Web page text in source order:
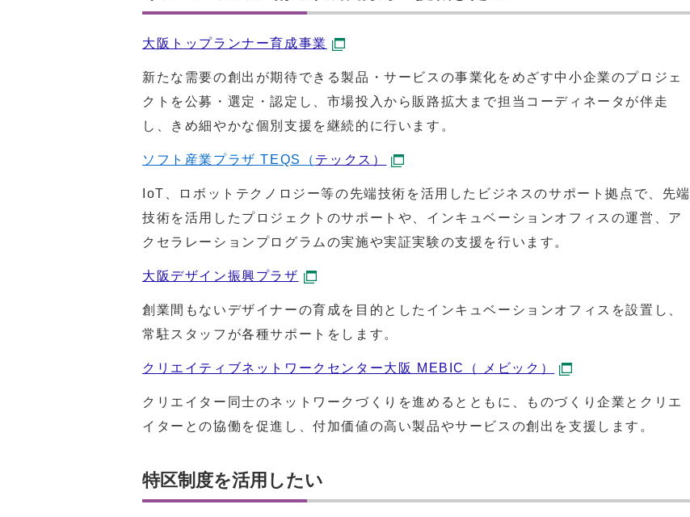
大阪トップランナー育成事業
新たな需要の創出が期待できる製品・サービスの事業化をめざす中小企業のプロジェ
クトを公募・選定・認定し、市場投入から販路拡大まで担当コーディネータが伴走
し、きめ細やかな個別支援を継続的に行います。
ソフト産業プラザ TEQS（ テックス）
IoT、ロボットテクノロジー等の先端技術を活用したビジネスのサポート拠点で、先端
技術を活用したプロジェクトのサポートや、インキュベーションオフィスの運営、ア
クセラレーションプログラムの実施や実証実験の支援を行います。
大阪デザイン振興プラザ
創業間もないデザイナーの育成を目的としたインキュベーションオフィスを設置し、
常駐スタッフが各種サポートをします。
クリエイティブネットワークセンター大阪 MEBIC（ メビック）
クリエイター同士のネットワークづくりを進めるとともに、ものづくり企業とクリエ
イターとの協働を促進し、付加価値の高い製品やサービスの創出を支援します。
特区制度を活用したい